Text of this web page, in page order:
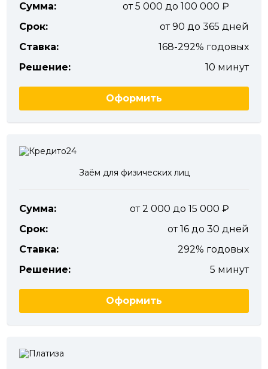
Сумма:
от 5 000 до 100 000
Срок:
от 90 до 365 дней
Ставка:
168-292% годовых
Решение:
10 минут
Оформить
Заём для физических лиц
Сумма:
от 2 000 до 15 000
Срок:
от 16 до 30 дней
Ставка:
292% годовых
Решение:
5 минут
Оформить